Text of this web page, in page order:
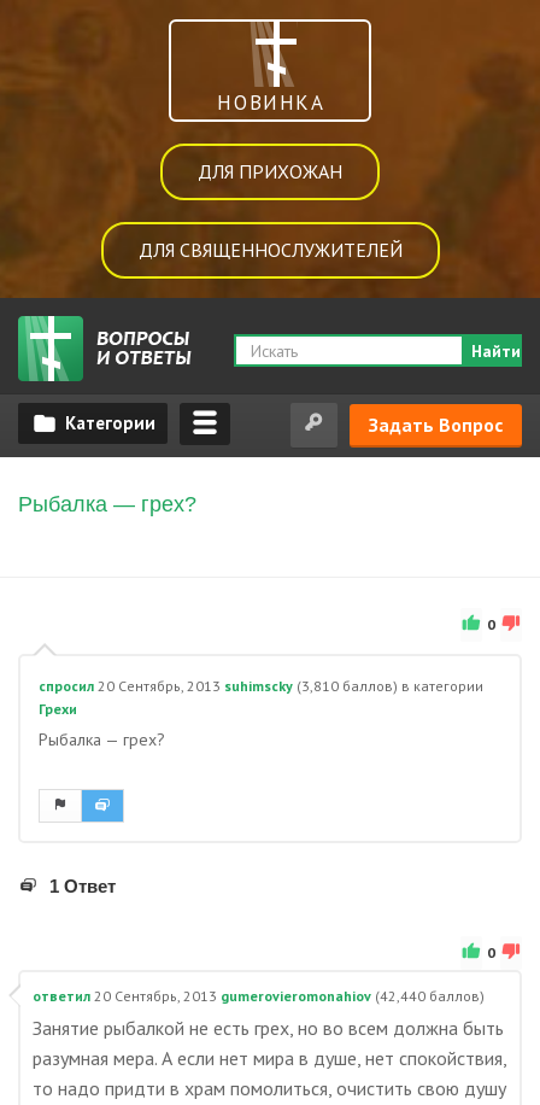
НОВИНКА
ДЛЯ ПРИХОЖАН
ДЛЯ СВЯЩЕННОСЛУЖИТЕЛЕЙ
Найти
Задать Вопрос
Рыбалка — грех?
0
спросил 20 Сентябрь, 2013 suhimscky (3,810 баллов) в категории
Грехи
Рыбалка — грех?
1 Ответ
0
ответил 20 Сентябрь, 2013 gumerovieromonahiov (42,440 баллов)
Занятие рыбалкой не есть грех, но во всем должна быть
разумная мера. А если нет мира в душе, нет спокойствия,
то надо придти в храм помолиться, очистить свою душу